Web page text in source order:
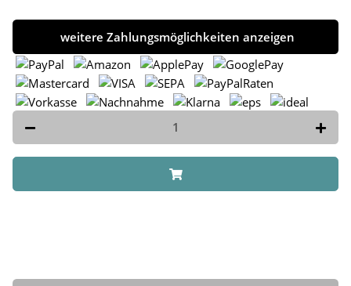
weitere Zahlungsmöglichkeiten anzeigen